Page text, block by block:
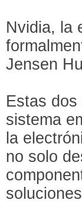
Nvidia, la
Jensen
Estas
sistema
la
no solo